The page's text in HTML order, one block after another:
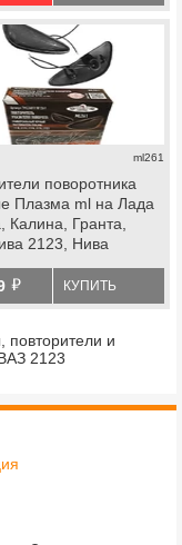
ml261
поворотника
Плазма ml на Лада
Калина, Гранта,
2123, Нива
й КУПИТЬ
повторители и
2123